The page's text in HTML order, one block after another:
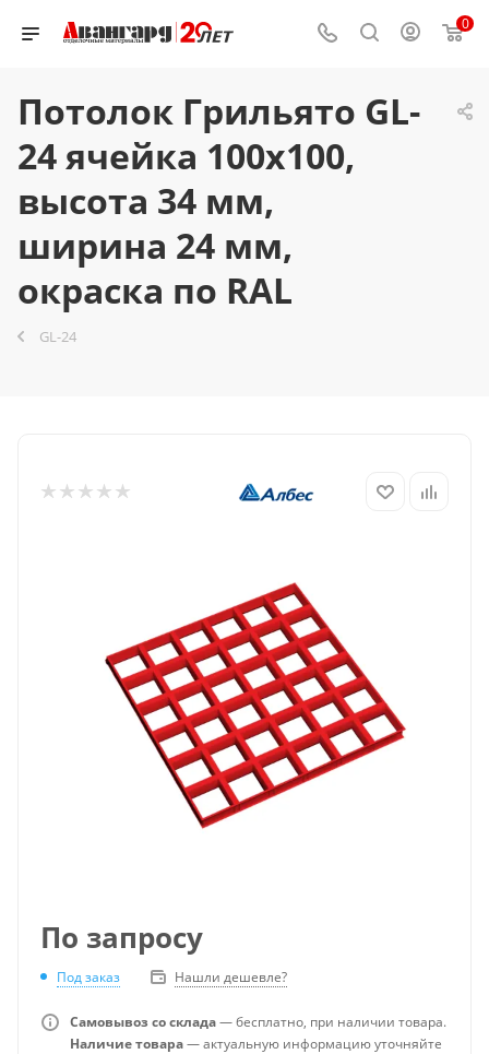
0
Потолок Грильято GL-
24 ячейка 100x100,
высота 34 мм,
ширина 24 мм,
окраска по RAL
GL-24
По запросу
Под заказ Нашли дешевле?
Самовывоз со склада— бесплатно, при наличии товара.
Наличие товара— актуальную информацию уточняйте